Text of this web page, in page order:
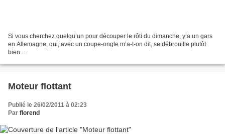
Si vous cherchez quelqu’un pour découper le rôti du dimanche, y’a un gars
en Allemagne, qui, avec un coupe-ongle m’a-t-on dit, se débrouille plutôt
bien …
Moteur flottant
Publié le 26/02/2011 à 02:23
Par florend